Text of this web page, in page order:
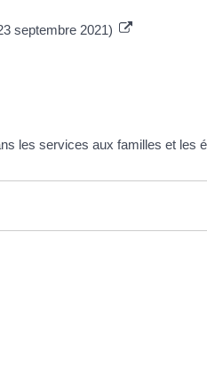
septembre 2021)
les services aux familles et les